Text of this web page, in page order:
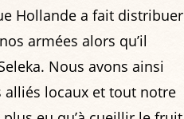
Hollande a fait distribuer
armées alors qu’il
Nous avons ainsi
locaux et tout notre